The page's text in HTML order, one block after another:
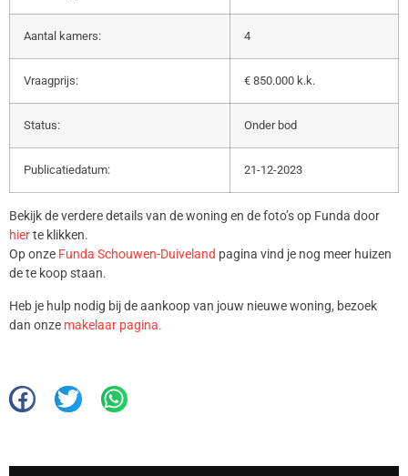
Aantal kamers: 4
Vraagprijs: € 850.000 k.k.
Status: Onder bod
Publicatiedatum: 21-12-2023
Bekijk de verdere details van de woning en de foto’s op Funda door
hierte klikken.
Op onze Funda Schouwen-Duiveland pagina vind je nog meer huizen
de te koop staan.
Heb je hulp nodig bij de aankoop van jouw nieuwe woning, bezoek
dan onze makelaar pagina.